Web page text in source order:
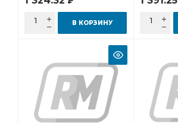
В КОРЗИНУ